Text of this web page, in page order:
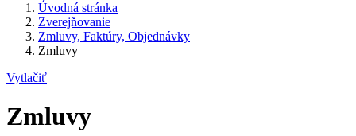
Úvodná stránka
Zverejňovanie
Zmluvy, Faktúry, Objednávky
Zmluvy
Vytlačiť
Zmluvy